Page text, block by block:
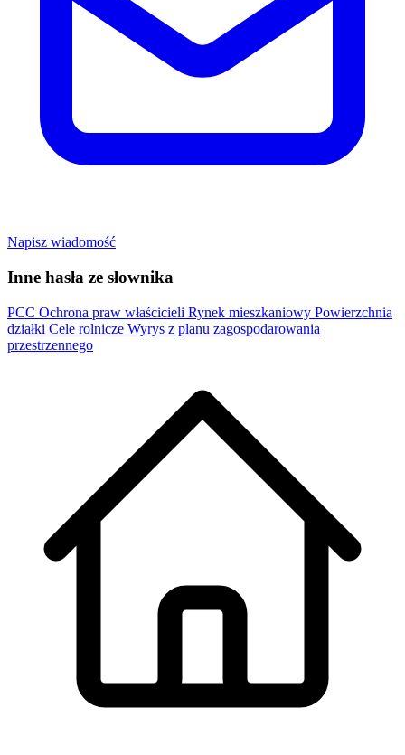
Napisz wiadomość
Inne hasła ze słownika
PCC Ochrona praw właścicieli Rynek mieszkaniowy Powierzchnia
działki Cele rolnicze Wyrys z planu zagospodarowania
przestrzennego